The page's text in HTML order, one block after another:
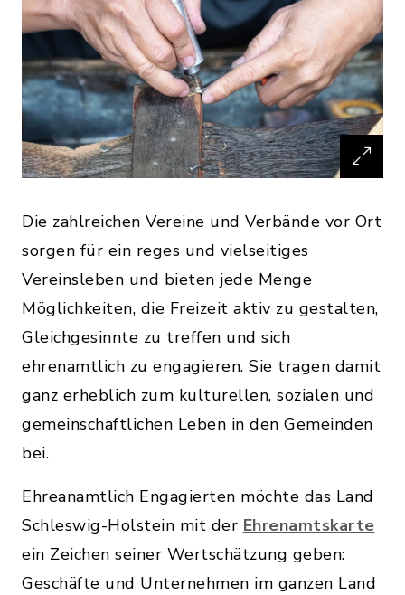
Die zahlreichen Vereine und Verbände vor Ort
sorgen für ein reges und vielseitiges
Vereinsleben und bieten jede Menge
Möglichkeiten, die Freizeit aktiv zu gestalten,
Gleichgesinnte zu treffen und sich
ehrenamtlich zu engagieren. Sie tragen damit
ganz erheblich zum kulturellen, sozialen und
gemeinschaftlichen Leben in den Gemeinden
bei.
Ehreanamtlich Engagierten möchte das Land
Schleswig-Holstein mit der Ehrenamtskarte
ein Zeichen seiner Wertschätzung geben:
Geschäfte und Unternehmen im ganzen Land